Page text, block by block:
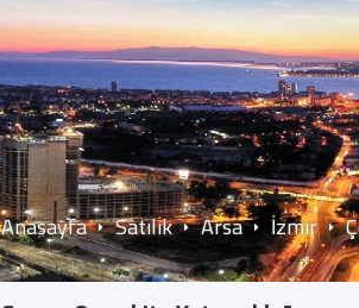
Anasayfa Satılık Arsa İzmir